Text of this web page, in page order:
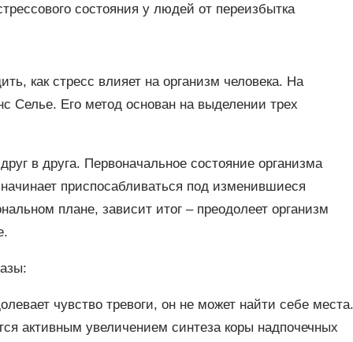
состояния у людей от переизбытка
как стресс влияет на организм человека. На
Селье. Его метод основан на выделении трех
в друга. Первоначальное состояние организма
приспосабливаться под изменившиеся
плане, зависит итог – преодолеет организм
чувство тревоги, он не может найти себе места.
активным увеличением синтеза коры надпочечных